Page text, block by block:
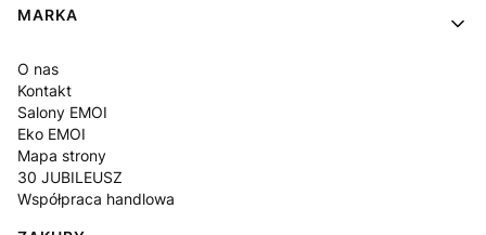
Linki w stopce
MARKA
O nas
Kontakt
Salony EMOI
Eko EMOI
Mapa strony
30 JUBILEUSZ
Współpraca handlowa